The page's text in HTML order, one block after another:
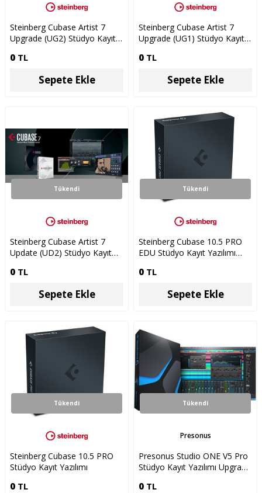
Steinberg Cubase Artist 7
Upgrade (UG2) Stüdyo Kayıt
0 TL
Sepete Ekle
Steinberg Cubase Artist 7
Upgrade (UG1) Stüdyo Kayıt
0 TL
Sepete Ekle
Tükendi
Steinberg Cubase Artist 7
Update (UD2) Stüdyo Kayıt
0 TL
Sepete Ekle
Tükendi
Steinberg Cubase 10.5 PRO
EDU Stüdyo Kayıt Yazılımı
Özel)
0 TL
Sepete Ekle
Tükendi
Steinberg Cubase 10.5 PRO
Stüdyo Kayıt Yazılımı
0 TL
Tükendi
Presonus
Presonus Studio ONE V5 Pro
Stüdyo Kayıt Yazılımı Upgrade
0 TL